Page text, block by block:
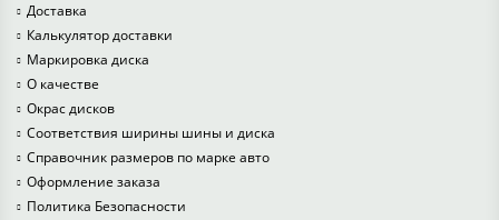
Доставка
Калькулятор доставки
Маркировка диска
О качестве
Окрас дисков
Соответствия ширины шины и диска
Справочник размеров по марке авто
Оформление заказа
Политика Безопасности